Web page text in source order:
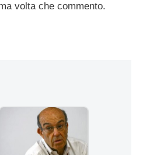
volta che commento.